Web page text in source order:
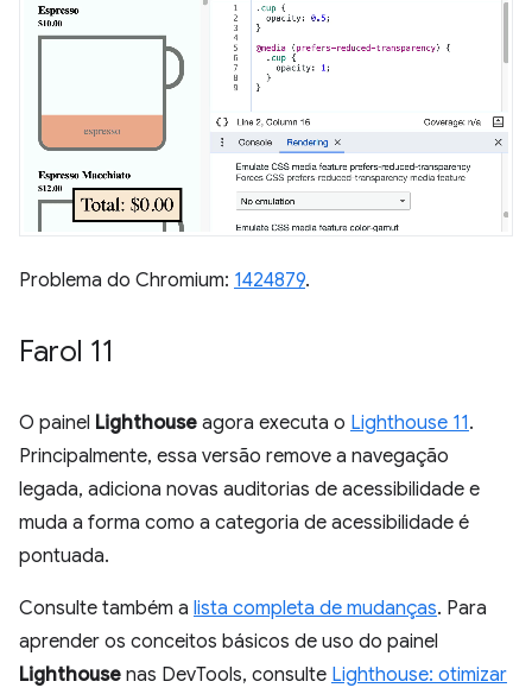
Problema do Chromium: 1424879.
Farol 11
O painel Lighthouse agora executa o Lighthouse 11.
Principalmente, essa versão remove a navegação
legada, adiciona novas auditorias de acessibilidade e
muda a forma como a categoria de acessibilidade é
pontuada.
Consulte também a lista completa de mudanças. Para
aprender os conceitos básicos de uso do painel
Lighthouse nas DevTools, consulte Lighthouse: otimizar